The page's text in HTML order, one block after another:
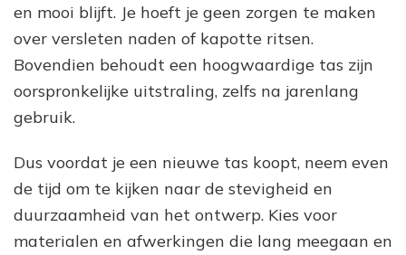
en mooi blijft. Je hoeft je geen zorgen te maken
over versleten naden of kapotte ritsen.
Bovendien behoudt een hoogwaardige tas zijn
oorspronkelijke uitstraling, zelfs na jarenlang
gebruik.
Dus voordat je een nieuwe tas koopt, neem even
de tijd om te kijken naar de stevigheid en
duurzaamheid van het ontwerp. Kies voor
materialen en afwerkingen die lang meegaan en